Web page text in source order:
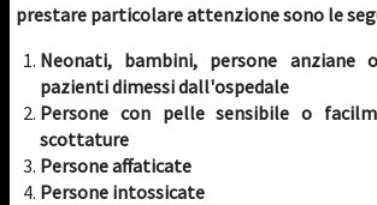
prestare particolare attenzione sono le
Neonati, bambini, persone anziane
pazienti dimessi dall'ospedale
Persone con pelle sensibile o
scottature
Persone affaticate
Persone intossicate